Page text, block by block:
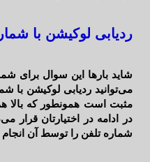
ردیابی لوکیشن با
شاید بارها این سوال برای
می‌توانید ردیابی لوکیشن با
مثبت است همونطور که بالا
در ادامه در اختیارتان قرار
شماره تلفن را توسط آن انجام